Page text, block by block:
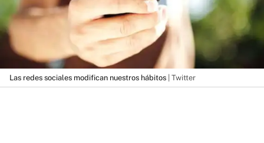
Las redes sociales modifican nuestros hábitos | Twitter